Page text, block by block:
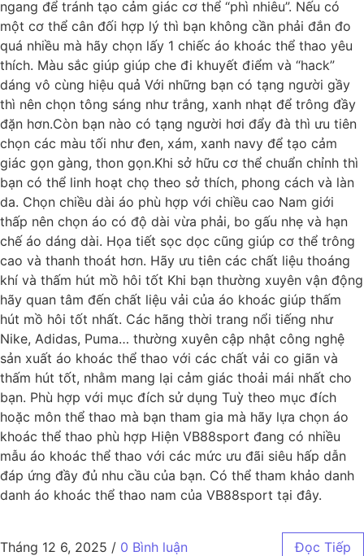
ngang để tránh tạo cảm giác cơ thể “phì nhiêu”. Nếu có
một cơ thể cân đối hợp lý thì bạn không cần phải đắn đo
quá nhiều mà hãy chọn lấy 1 chiếc áo khoác thể thao yêu
thích. Màu sắc giúp giúp che đi khuyết điểm và “hack”
dáng vô cùng hiệu quả Với những bạn có tạng người gầy
thì nên chọn tông sáng như trắng, xanh nhạt để trông đầy
đặn hơn.Còn bạn nào có tạng người hơi đẩy đà thì ưu tiên
chọn các màu tối như đen, xám, xanh navy để tạo cảm
giác gọn gàng, thon gọn.Khi sở hữu cơ thể chuẩn chỉnh thì
bạn có thể linh hoạt chọ theo sở thích, phong cách và làn
da. Chọn chiều dài áo phù hợp với chiều cao Nam giới
thấp nên chọn áo có độ dài vừa phải, bo gấu nhẹ và hạn
chế áo dáng dài. Họa tiết sọc dọc cũng giúp cơ thể trông
cao và thanh thoát hơn. Hãy ưu tiên các chất liệu thoáng
khí và thấm hút mồ hôi tốt Khi bạn thường xuyên vận động
hãy quan tâm đến chất liệu vải của áo khoác giúp thấm
hút mồ hôi tốt nhất. Các hãng thời trang nổi tiếng như
Nike, Adidas, Puma… thường xuyên cập nhật công nghệ
sản xuất áo khoác thể thao với các chất vải co giãn và
thấm hút tốt, nhằm mang lại cảm giác thoải mái nhất cho
bạn. Phù hợp với mục đích sử dụng Tuỳ theo mục đích
hoặc môn thể thao mà bạn tham gia mà hãy lựa chọn áo
khoác thể thao phù hợp Hiện VB88sport đang có nhiều
mẫu áo khoác thể thao với các mức ưu đãi siêu hấp dẫn
đáp ứng đầy đủ nhu cầu của bạn. Có thể tham khảo danh
danh áo khoác thể thao nam của VB88sport tại đây.
Tháng 12 6, 2025 / 0 Bình luận Đọc Tiếp